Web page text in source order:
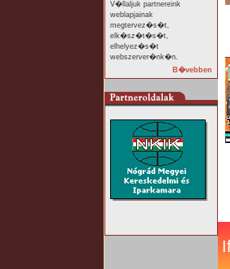
V�llaljuk partnereink
weblapjainak
megtervez�s�t,
elk�sz�t�s�t,
elhelyez�s�t
webszerver�nk�n.
B�vebben